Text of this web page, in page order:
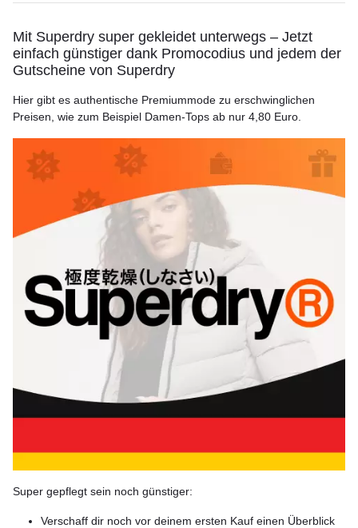
Mit Superdry super gekleidet unterwegs – Jetzt
einfach günstiger dank Promocodius und jedem der
Gutscheine von Superdry
Hier gibt es authentische Premiummode zu erschwinglichen
Preisen, wie zum Beispiel Damen-Tops ab nur 4,80 Euro.
Super gepflegt sein noch günstiger:
Verschaff dir noch vor deinem ersten Kauf einen Überblick